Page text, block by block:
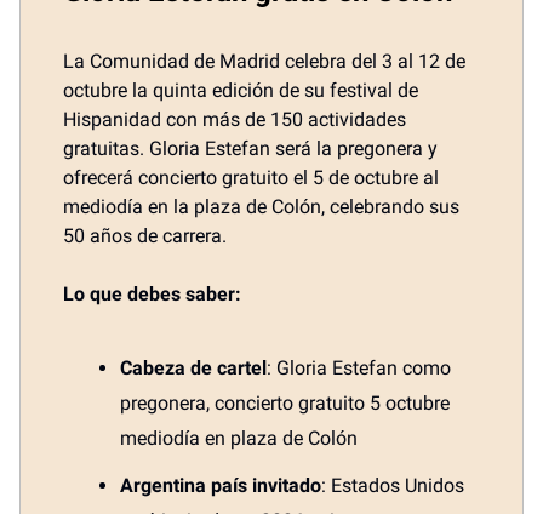
La Comunidad de Madrid celebra del 3 al 12 de
octubre la quinta edición de su festival de
Hispanidad con más de 150 actividades
gratuitas. Gloria Estefan será la pregonera y
ofrecerá concierto gratuito el 5 de octubre al
mediodía en la plaza de Colón, celebrando sus
50 años de carrera.
Lo que debes saber:
Cabeza de cartel: Gloria Estefan como
pregonera, concierto gratuito 5 octubre
mediodía en plaza de Colón
Argentina país invitado: Estados Unidos